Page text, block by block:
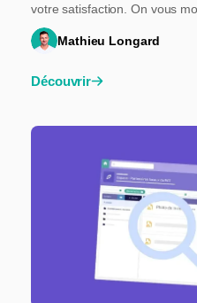
votre satisfaction. On vous
Mathieu Longard
Découvrir